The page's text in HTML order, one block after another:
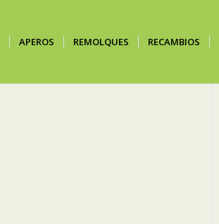
APEROS REMOLQUES RECAMBIOS